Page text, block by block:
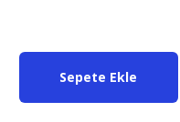
Sepete Ekle